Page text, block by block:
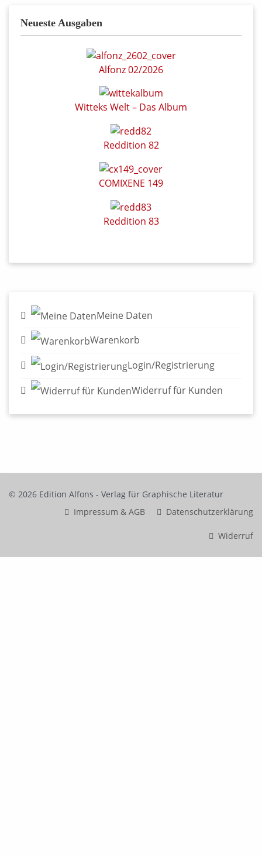
Neueste Ausgaben
Alfonz 02/2026
Witteks Welt – Das Album
Reddition 82
COMIXENE 149
Reddition 83
Meine Daten
Warenkorb
Login/Registrierung
Widerruf für Kunden
© 2026 Edition Alfons - Verlag für Graphische Literatur
Impressum & AGB
Datenschutzerklärung
Widerruf